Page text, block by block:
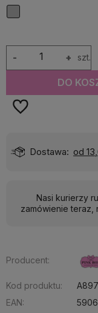
+
- szt.
DO
Dostawa: od
Nasi kurierzy
zamówienie teraz,
Producent:
Kod produktu:
EAN: